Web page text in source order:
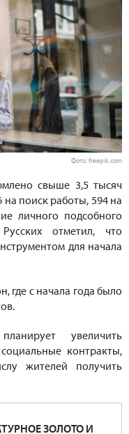
Фото: freepik.com
свыше 3,5 тысяч
на поиск работы, 594 на
личного подсобного
отметил, что
для начала
где с начала года было
увеличить
контракты,
жителей получить
ЗОЛОТО И